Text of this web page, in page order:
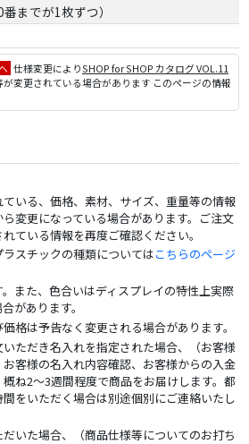
までが1枚ずつ）
仕様変更によりSHOP for SHOP カタログ VOL.11
変更されている場合があります このページの情報
ている、価格、素材、サイズ、重量等の情報
変更になっている場合があります。ご注文
ている情報を再度ご確認ください。
スチックの種類についてはこちらのページ
また、色合いはディスプレイの特性上実際
があります。
格は予告なく変更される場合があります。
いただき名入れを指定された場合、（お客様
客様の名入れ内容確認、お客様からの入金
ね2～3週間程度で商品をお届けします。都
をいただく場合は別途個別にご連絡いたし
だいた場合、（商品仕様等についてのお打ち